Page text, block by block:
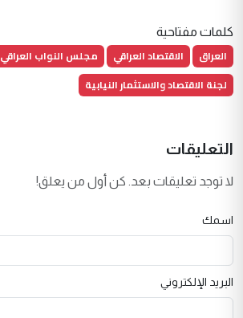
كلمات مفتاحية
العراق الاقتصاد العراقي مجلس النواب العراقي
لجنة الاقتصاد والاستثمار النيابية
التعليقات
لا توجد تعليقات بعد. كن أول من يعلق!
اسمك
البريد الإلكتروني